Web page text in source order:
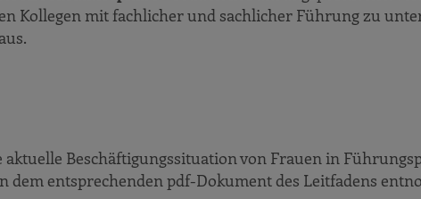
Kollegen mit fachlicher und sachlicher Führung zu
aktuelle Beschäftigungssituation von Frauen in
entsprechenden pdf-Dokument des Leitfadens